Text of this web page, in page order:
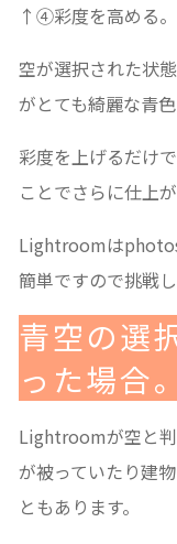
↑④彩度を高める。
空が選択された状
がとても綺麗な青
彩度を上げるだけ
ことでさらに仕上
Lightroomは
簡単ですので挑戦
青空の選
った場合。
Lightroomが空と
が被っていたり建
ともあります。